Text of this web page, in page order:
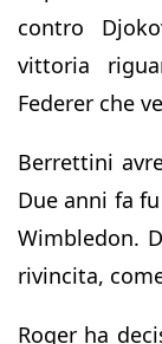
contro
vittoria
Federer che
Berrettini
Due anni fa
Wimbledon.
rivincita,
Roger ha